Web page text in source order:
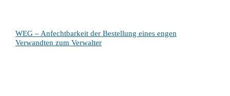
WEG – Anfechtbarkeit der Bestellung eines engen
Verwandten zum Verwalter